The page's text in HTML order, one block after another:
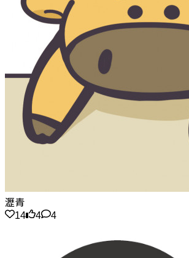
瀝青
14
4 4